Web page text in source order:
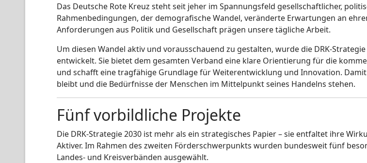
Das Deutsche Rote Kreuz steht seit jeher im Spannungsfeld gesellschaftlicher,
Rahmenbedingungen, der demografische Wandel, veränderte Erwartungen an
Anforderungen aus Politik und Gesellschaft prägen unsere tägliche Arbeit.
Um diesen Wandel aktiv und vorausschauend zu gestalten, wurde die DRK-
entwickelt. Sie bietet dem gesamten Verband eine klare Orientierung für die
und schafft eine tragfähige Grundlage für Weiterentwicklung und Innovation.
bleibt und die Bedürfnisse der Menschen im Mittelpunkt seines Handelns stehen.
Fünf vorbildliche Projekte
Die DRK-Strategie 2030 ist mehr als ein strategisches Papier – sie entfaltet ihre
Aktiver. Im Rahmen des zweiten Förderschwerpunkts wurden bundesweit fünf
Landes- und Kreisverbänden ausgewählt.